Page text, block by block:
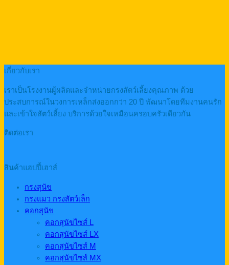
เกี่ยวกับเรา
เราเป็นโรงงานผู้ผลิตและจำหน่ายกรงสัตว์เลี้ยงคุณภาพ ด้วย
ประสบการณ์ในวงการเหล็กส่งออกกว่า 20 ปี พัฒนาโดยทีมงานคนรัก
และเข้าใจสัตว์เลี้ยง บริการด้วยใจเหมือนครอบครัวเดียวกัน
ติดต่อเรา
สินค้าแฮปปี้เฮาส์
กรงสุนัข
กรงแมว กรงสัตว์เล็ก
คอกสุนัข
คอกสุนัขไซส์ L
คอกสุนัขไซส์ LX
คอกสุนัขไซส์ M
คอกสุนัขไซส์ MX